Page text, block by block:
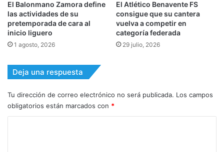
El Balonmano Zamora define
las actividades de su
pretemporada de cara al
inicio liguero
1 agosto, 2026
El Atlético Benavente FS
consigue que su cantera
vuelva a competir en
categoría federada
29 julio, 2026
Deja una respuesta
Tu dirección de correo electrónico no será publicada. Los campos
obligatorios están marcados con *